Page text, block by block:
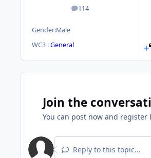
114
posts
Gender:Male
WC3 :General
Join the
You can post now and register
Reply to this topic...